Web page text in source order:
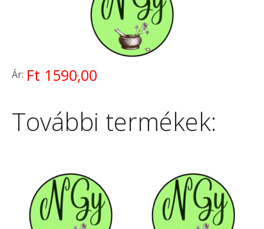
Ár: Ft 1590,00
További termékek: